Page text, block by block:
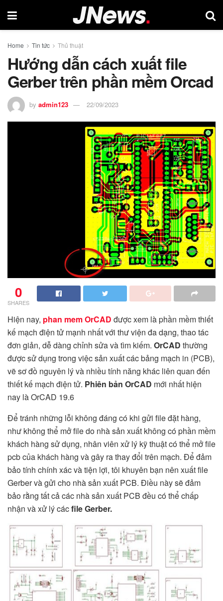
Home Tin tức Thủ thuật
Hướng dẫn cách xuất file
Gerber trên phần mềm Orcad
by admin123 22/09/2023
0
SHARES
Hiện nay, phan mem OrCAD được xem là phần mềm thiết
kế mạch điện tử mạnh nhất với thư viện đa dạng, thao tác
đơn giản, dễ dàng chỉnh sửa và tìm kiếm. OrCAD thường
được sử dụng trong việc sản xuất các bảng mạch in (PCB),
vẽ sơ đồ nguyên lý và nhiều tính năng khác liên quan đến
thiết kế mạch điện tử. Phiên bản OrCAD mới nhất hiện
nay là OrCAD 19.6
Để tránh những lỗi không đáng có khi gửi file đặt hàng,
như không thể mở file do nhà sản xuất không có phần mềm
khách hàng sử dụng, nhân viên xử lý kỹ thuật có thể mở file
pcb của khách hàng và gây ra thay đổi trên mạch. Để đảm
bảo tính chính xác và tiện lợi, tôi khuyên bạn nên xuất file
Gerber và gửi cho nhà sản xuất PCB. Điều này sẽ đảm
bảo rằng tất cả các nhà sản xuất PCB đều có thể chấp
nhận và xử lý cácfile Gerber.